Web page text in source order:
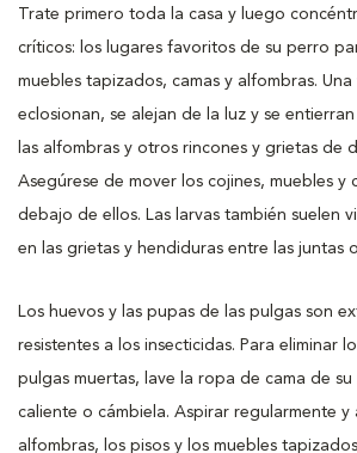
Trate primero toda la casa y luego
críticos: los lugares favoritos de su perro
muebles tapizados, camas y alfombras.
eclosionan, se alejan de la luz y se
las alfombras y otros rincones y grietas de
Asegúrese de mover los cojines, muebles y
debajo de ellos. Las larvas también suelen
en las grietas y hendiduras entre las juntas
Los huevos y las pupas de las pulgas son
resistentes a los insecticidas. Para eliminar
pulgas muertas, lave la ropa de cama de
caliente o cámbiela. Aspirar regularmente y
alfombras, los pisos y los muebles